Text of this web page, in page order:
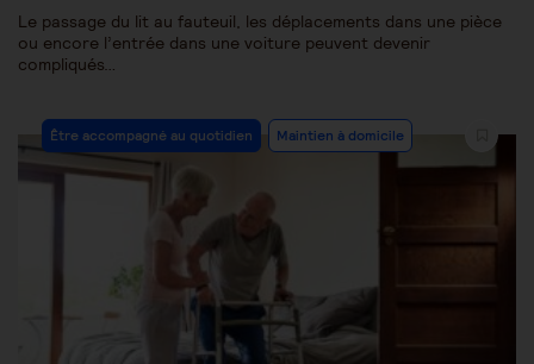
Le passage du lit au fauteuil, les déplacements dans une pièce
ou encore l’entrée dans une voiture peuvent devenir
compliqués…
Être accompagné au quotidien Maintien à domicile